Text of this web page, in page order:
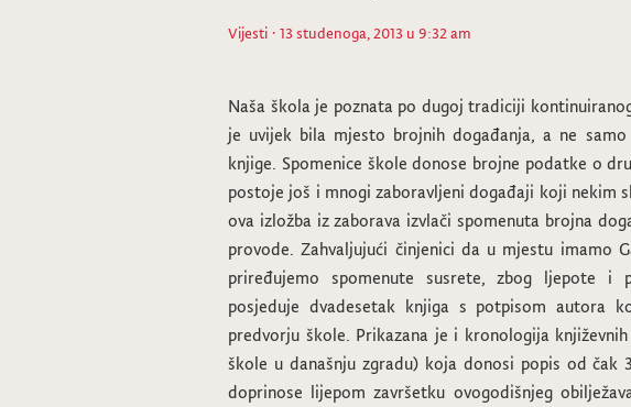
Vijesti · 13 studenoga, 2013 u 9:32 am
Naša škola je poznata po dugoj tradiciji
je uvijek bila mjesto brojnih događanja, a ne
knjige. Spomenice škole donose brojne podatke o
postoje još i mnogi zaboravljeni događaji koji nekim
ova izložba iz zaborava izvlači spomenuta brojna
provode. Zahvaljujući činjenici da u mjestu imamo
priređujemo spomenute susrete, zbog ljepote i
posjeduje dvadesetak knjiga s potpisom autora
predvorju škole. Prikazana je i kronologija
škole u današnju zgradu) koja donosi popis od čak
doprinose lijepom završetku ovogodišnjeg